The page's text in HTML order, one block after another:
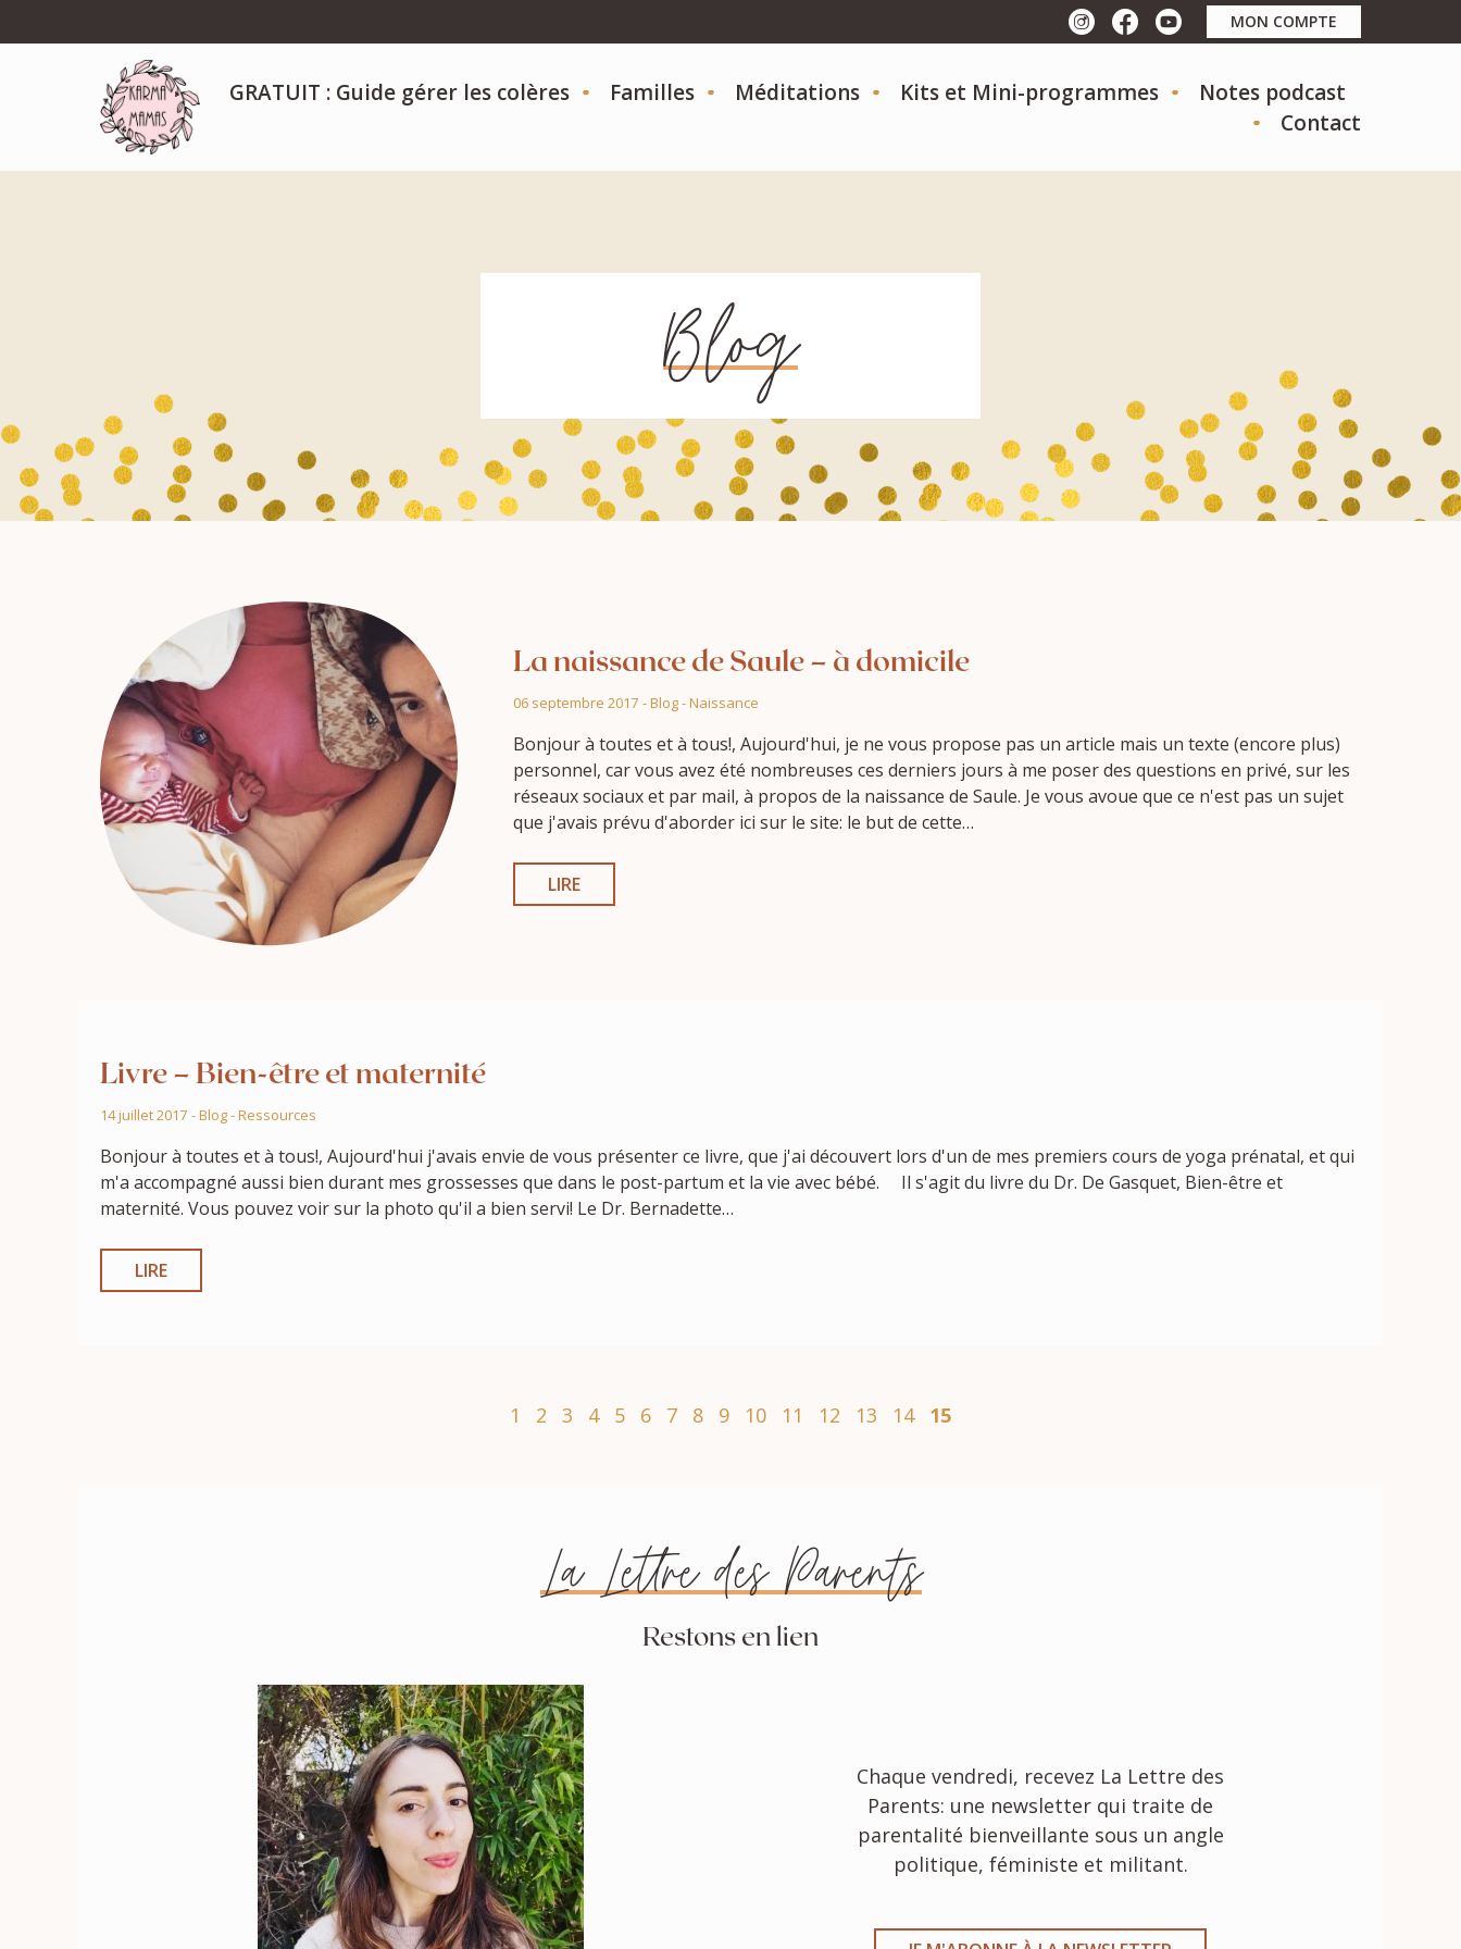
MON COMPTE
GRATUIT : Guide gérer les colères Familles Méditations Kits et Mini-programmes
Notes podcast
Contact
Blog
La naissance de Saule – à domicile
06 septembre 2017 -Blog-Naissance
Bonjour à toutes et à tous!, Aujourd'hui, je ne vous propose pas un article mais un texte (encore plus)
personnel, car vous avez été nombreuses ces derniers jours à me poser des questions en privé, sur les
réseaux sociaux et par mail, à propos de la naissance de Saule. Je vous avoue que ce n'est pas un sujet
que j'avais prévu d'aborder ici sur le site: le but de cette…
LIRE
Livre – Bien-être et maternité
14 juillet 2017 -Blog-Ressources
Bonjour à toutes et à tous!, Aujourd'hui j'avais envie de vous présenter ce livre, que j'ai découvert lors d'un de mes premiers cours de yoga prénatal, et qui
m'a accompagné aussi bien durant mes grossesses que dans le post-partum et la vie avec bébé. Il s'agit du livre du Dr. De Gasquet, Bien-être et
maternité. Vous pouvez voir sur la photo qu'il a bien servi! Le Dr. Bernadette…
LIRE
1 2 3 4 5 6 7 8 9 10 11 12 13 14 15
La Lettre des Parents
Restons en lien
Chaque vendredi, recevez La Lettre des
Parents: une newsletter qui traite de
parentalité bienveillante sous un angle
politique, féministe et militant.